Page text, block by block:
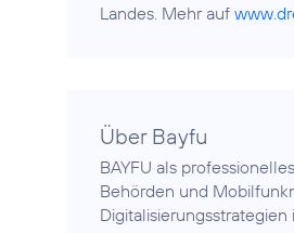
Landes. Mehr auf
Über Bayfu
BAYFU als
Behörden und